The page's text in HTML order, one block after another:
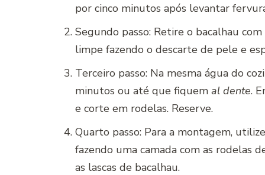
por cinco minutos após levantar
Segundo passo: Retire o bacalhau
limpe fazendo o descarte de pele e
Terceiro passo: Na mesma água do
minutos ou até que fiquem al dente.
e corte em rodelas. Reserve.
Quarto passo: Para a montagem,
fazendo uma camada com as rodelas
as lascas de bacalhau.